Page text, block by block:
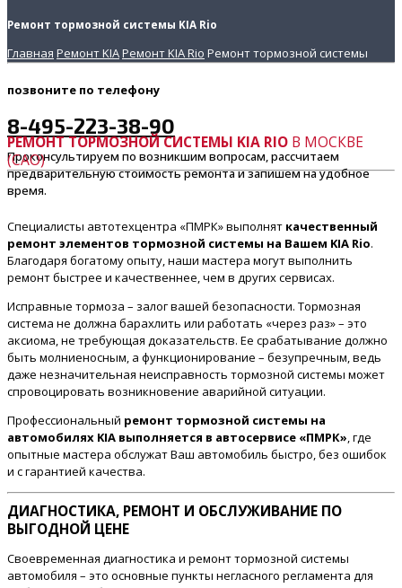
Ремонт тормозной системы KIA Rio
Главная Ремонт KIAРемонт KIA Rio Ремонт тормозной системы
позвоните по телефону
8-495-223-38-90
Проконсультируем по возникшим вопросам, рассчитаем
предварительную стоимость ремонта и запишем на удобное
время.
РЕМОНТ ТОРМОЗНОЙ СИСТЕМЫ KIA RIO В МОСКВЕ
(САО)
Специалисты автотехцентра «ПМРК» выполнят качественный
ремонт элементов тормозной системы на Вашем KIA Rio.
Благодаря богатому опыту, наши мастера могут выполнить
ремонт быстрее и качественнее, чем в других сервисах.
Исправные тормоза – залог вашей безопасности. Тормозная
система не должна барахлить или работать «через раз» – это
аксиома, не требующая доказательств. Ее срабатывание должно
быть молниеносным, а функционирование – безупречным, ведь
даже незначительная неисправность тормозной системы может
спровоцировать возникновение аварийной ситуации.
Профессиональный ремонт тормозной системы на
автомобилях KIA выполняется в автосервисе «ПМРК», где
опытные мастера обслужат Ваш автомобиль быстро, без ошибок
и с гарантией качества.
ДИАГНОСТИКА, РЕМОНТ И ОБСЛУЖИВАНИЕ ПО
ВЫГОДНОЙ ЦЕНЕ
Своевременная диагностика и ремонт тормозной системы
автомобиля – это основные пункты негласного регламента для